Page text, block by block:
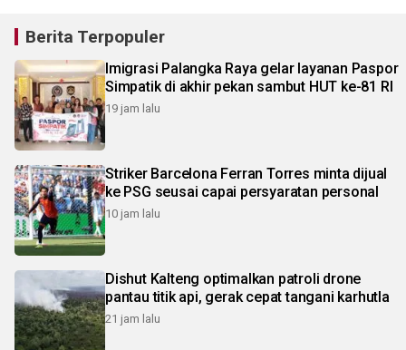
Berita Terpopuler
Imigrasi Palangka Raya gelar layanan Paspor
Simpatik di akhir pekan sambut HUT ke-81 RI
19 jam lalu
Striker Barcelona Ferran Torres minta dijual
ke PSG seusai capai persyaratan personal
10 jam lalu
Dishut Kalteng optimalkan patroli drone
pantau titik api, gerak cepat tangani karhutla
21 jam lalu